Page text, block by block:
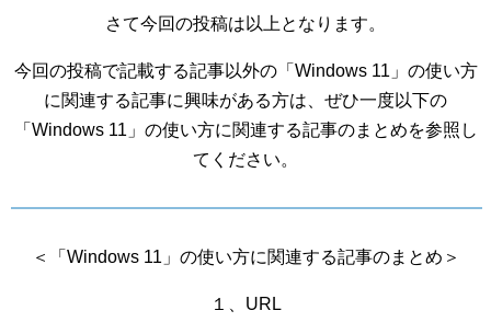
さて今回の投稿は以上となります。
今回の投稿で記載する記事以外の「Windows 11」の使い方
に関連する記事に興味がある方は、ぜひ一度以下の
「Windows 11」の使い方に関連する記事のまとめを参照し
てください。
＜「Windows 11」の使い方に関連する記事のまとめ＞
１、URL